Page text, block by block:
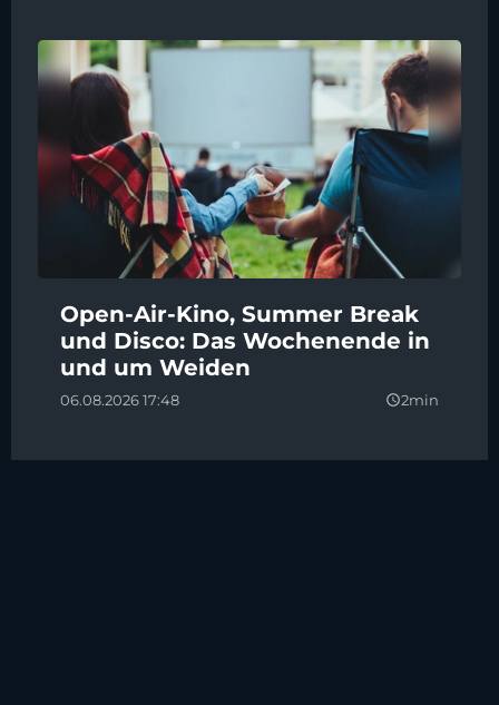
Open-Air-Kino, Summer Break
und Disco: Das Wochenende in
und um Weiden
06.08.2026 17:48 query_builder2min